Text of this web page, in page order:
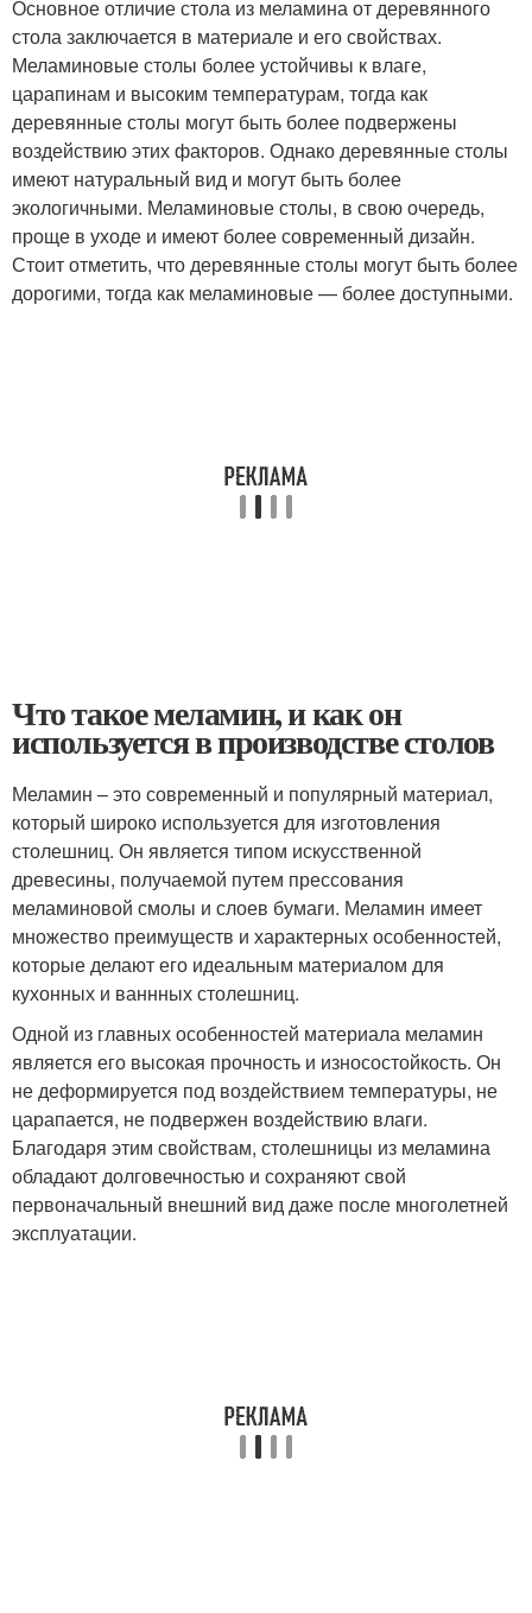
Основное отличие стола из меламина от деревянного
стола заключается в материале и его свойствах.
Меламиновые столы более устойчивы к влаге,
царапинам и высоким температурам, тогда как
деревянные столы могут быть более подвержены
воздействию этих факторов. Однако деревянные столы
имеют натуральный вид и могут быть более
экологичными. Меламиновые столы, в свою очередь,
проще в уходе и имеют более современный дизайн.
Стоит отметить, что деревянные столы могут быть более
дорогими, тогда как меламиновые — более доступными.
Что такое меламин, и как он
используется в производстве столов
Меламин – это современный и популярный материал,
который широко используется для изготовления
столешниц. Он является типом искусственной
древесины, получаемой путем прессования
меламиновой смолы и слоев бумаги. Меламин имеет
множество преимуществ и характерных особенностей,
которые делают его идеальным материалом для
кухонных и ваннных столешниц.
Одной из главных особенностей материала меламин
является его высокая прочность и износостойкость. Он
не деформируется под воздействием температуры, не
царапается, не подвержен воздействию влаги.
Благодаря этим свойствам, столешницы из меламина
обладают долговечностью и сохраняют свой
первоначальный внешний вид даже после многолетней
эксплуатации.